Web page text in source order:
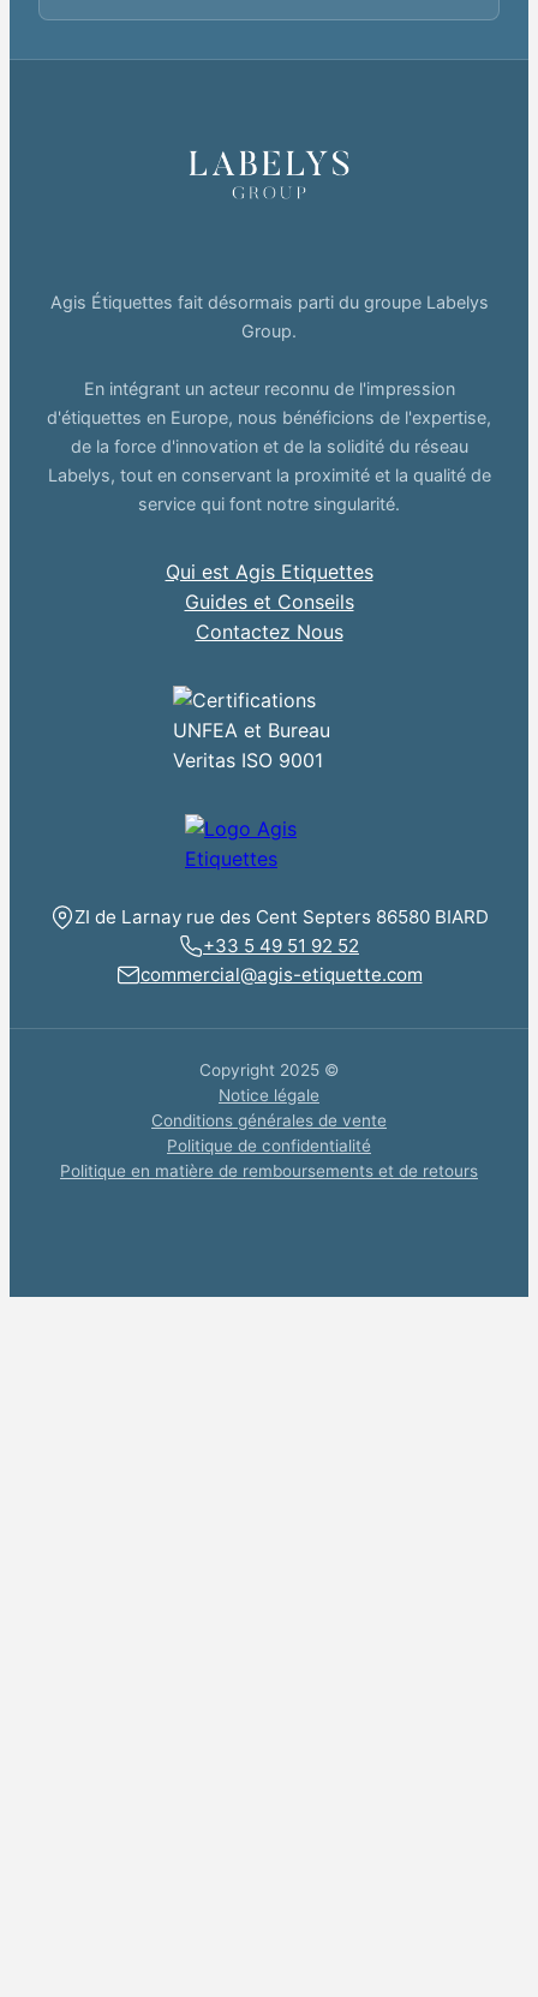
Agis Étiquettes fait désormais parti du groupe Labelys
Group.
En intégrant un acteur reconnu de l'impression
d'étiquettes en Europe, nous bénéficions de l'expertise,
de la force d'innovation et de la solidité du réseau
Labelys, tout en conservant la proximité et la qualité de
service qui font notre singularité.
Qui est Agis Etiquettes
Guides et Conseils
Contactez Nous
ZI de Larnay rue des Cent Septers 86580 BIARD
+33 5 49 51 92 52
commercial@agis-etiquette.com
Copyright 2025 ©
Notice légale
Conditions générales de vente
Politique de confidentialité
Politique en matière de remboursements et de retours